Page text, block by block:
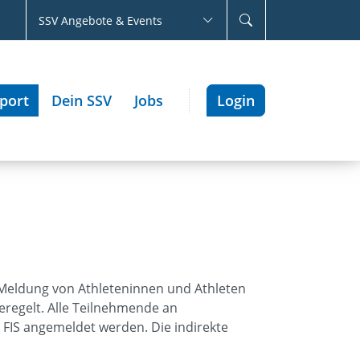
SSV Angebote & Events
Dein SSV Jobs Login
von Athleteninnen und Athleten
Alle Teilnehmende an
angemeldet werden. Die indirekte